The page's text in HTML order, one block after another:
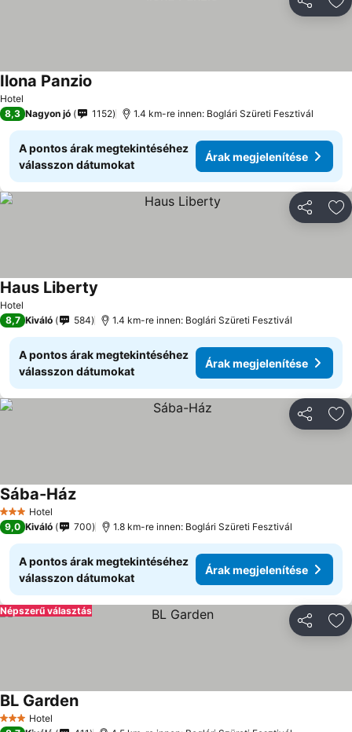
Hotel
Ilona Panzio
8,3 Nagyon jó 1152 1.4 km-re innen: Boglári Szüreti Fesztivál
A pontos árak megtekintéséhez
válasszon dátumokat
Árak megjelenítése
Hotel
Haus Liberty
8,7 Kiváló 584 1.4 km-re innen: Boglári Szüreti Fesztivál
A pontos árak megtekintéséhez
válasszon dátumokat
Árak megjelenítése
3 Kategória
Hotel
Sába-Ház
9,0 Kiváló 700 1.8 km-re innen: Boglári Szüreti Fesztivál
A pontos árak megtekintéséhez
válasszon dátumokat
Árak megjelenítése
Népszerű választás
3 Kategória
Hotel
BL Garden